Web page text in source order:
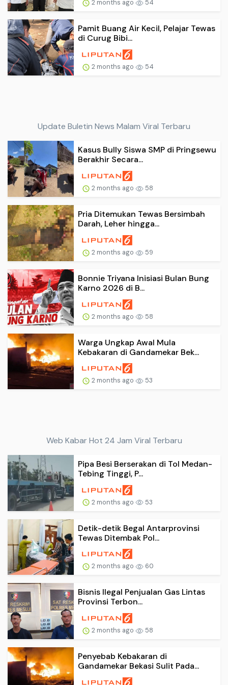
2 months ago 54
Pamit Buang Air Kecil, Pelajar Tewas
di Curug Bibi...
2 months ago 54
Update Buletin News Malam Viral Terbaru
Kasus Bully Siswa SMP di Pringsewu
Berakhir Secara...
2 months ago 58
Pria Ditemukan Tewas Bersimbah
Darah, Leher hingga...
2 months ago 59
Bonnie Triyana Inisiasi Bulan Bung
Karno 2026 di B...
2 months ago 58
Warga Ungkap Awal Mula
Kebakaran di Gandamekar Bek...
2 months ago 53
Web Kabar Hot 24 Jam Viral Terbaru
Pipa Besi Berserakan di Tol Medan-
Tebing Tinggi, P...
2 months ago 53
Detik-detik Begal Antarprovinsi
Tewas Ditembak Pol...
2 months ago 60
Bisnis Ilegal Penjualan Gas Lintas
Provinsi Terbon...
2 months ago 58
Penyebab Kebakaran di
Gandamekar Bekasi Sulit Pada...